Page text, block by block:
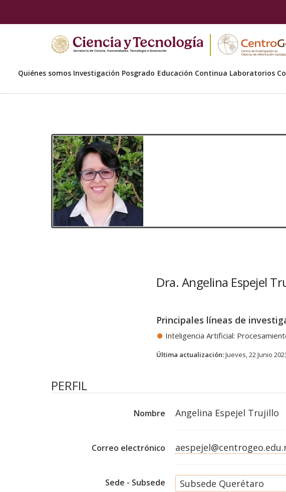
Quiénes somos Investigación Posgrado Educación Continua Laboratorios
Dra. Angelina Espejel
Principales líneas de
Inteligencia Artificial:
Última actualización:Jueves, 22 Junio
PERFIL
Nombre Angelina Espejel Trujillo
Correo electrónico
Sede - Subsede Subsede Querétaro